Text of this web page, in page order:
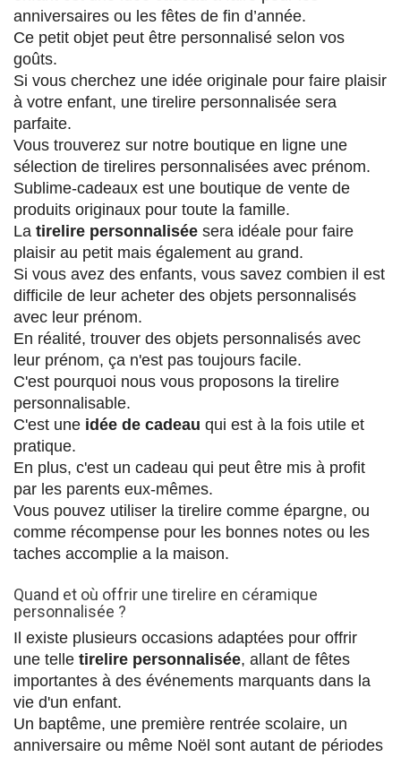
anniversaires ou les fêtes de fin d’année.
Ce petit objet peut être personnalisé selon vos
goûts.
Si vous cherchez une idée originale pour faire plaisir
à votre enfant, une tirelire personnalisée sera
parfaite.
Vous trouverez sur notre boutique en ligne une
sélection de tirelires personnalisées avec prénom.
Sublime-cadeaux est une boutique de vente de
produits originaux pour toute la famille.
La tirelire personnalisée sera idéale pour faire
plaisir au petit mais également au grand.
Si vous avez des enfants, vous savez combien il est
difficile de leur acheter des objets personnalisés
avec leur prénom.
En réalité, trouver des objets personnalisés avec
leur prénom, ça n'est pas toujours facile.
C'est pourquoi nous vous proposons la tirelire
personnalisable.
C'est une idée de cadeau qui est à la fois utile et
pratique.
En plus, c'est un cadeau qui peut être mis à profit
par les parents eux-mêmes.
Vous pouvez utiliser la tirelire comme épargne, ou
comme récompense pour les bonnes notes ou les
taches accomplie a la maison.
Quand et où offrir une tirelire en céramique
personnalisée ?
Il existe plusieurs occasions adaptées pour offrir
une telle tirelire personnalisée, allant de fêtes
importantes à des événements marquants dans la
vie d'un enfant.
Un baptême, une première rentrée scolaire, un
anniversaire ou même Noël sont autant de périodes